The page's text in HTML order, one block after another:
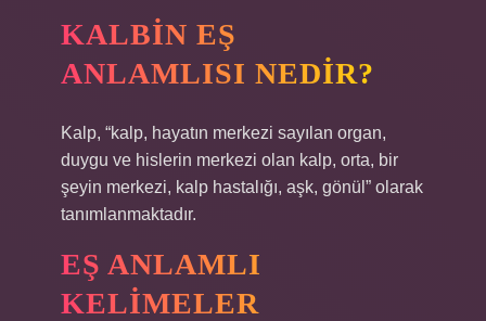
KALBIN EŞ
ANLAMLISI NEDIR?
Kalp, “kalp, hayatın merkezi sayılan organ,
duygu ve hislerin merkezi olan kalp, orta, bir
şeyin merkezi, kalp hastalığı, aşk, gönül” olarak
tanımlanmaktadır.
EŞ ANLAMLI
KELIMELER